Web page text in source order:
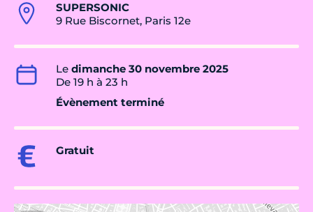
SUPERSONIC
9 Rue Biscornet, Paris 12e
Le dimanche 30 novembre 2025
De 19 h à 23 h
Évènement terminé
Gratuit